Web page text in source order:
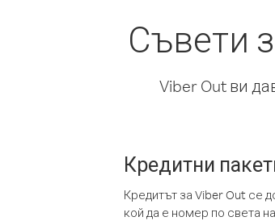
Съвети
Viber Out ви
Кредитни
Кредитът за Viber Out се
кой да е номер по света